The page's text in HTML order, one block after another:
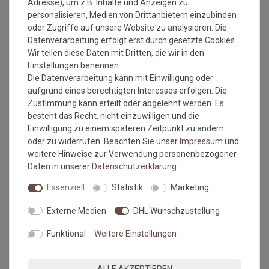
Beim ausmessen des Raumes in dem der Bodenbelag
verlegt werden soll, bitte immer die Türrahmen, Erker
oder sonstige Aussparungen IMMER mit ausmessen.
Also immer die längste Länge und die breiteste Breite.
Kalkulieren Sie immer ca. 10-15 cm mehr in der Länge
und Breite mit ein, da die Wände nicht immer
gleichmäßig breit bzw. lang sein können.
Verlegehinweise:
Der Unterboden muss eben, glatt, fest, rissfrei, trocken und
sauber sein.
Empfehlung: Der Belag sollte 24 Stunden vor der Verlegung
ausgerollt werden. Zur Zeit der Verlegung sollte die
Raumtemperatur nicht unter 18°C betragen, die des
Zur Klebung des Bodenbelages sollte ein geeigneter
Klebstoffherstellers sind zu beachten!)
Adresse), um z.B. Inhalte und Anzeigen zu
personalisieren, Medien von Drittanbietern einzubinden
oder Zugriffe auf unsere Website zu analysieren. Die
Datenverarbeitung erfolgt erst durch gesetzte Cookies.
Wir teilen diese Daten mit Dritten, die wir in den
Einstellungen benennen.
Die Datenverarbeitung kann mit Einwilligung oder
aufgrund eines berechtigten Interesses erfolgen. Die
Zustimmung kann erteilt oder abgelehnt werden. Es
besteht das Recht, nicht einzuwilligen und die
Einwilligung zu einem späteren Zeitpunkt zu ändern
oder zu widerrufen. Beachten Sie unser Impressum und
weitere Hinweise zur Verwendung personenbezogener
Daten in unserer Daten­schutz­erklärung
Essenziell Statistik Marketing
Externe Medien DHL Wunschzustellung
Funktional Weitere Einstellungen